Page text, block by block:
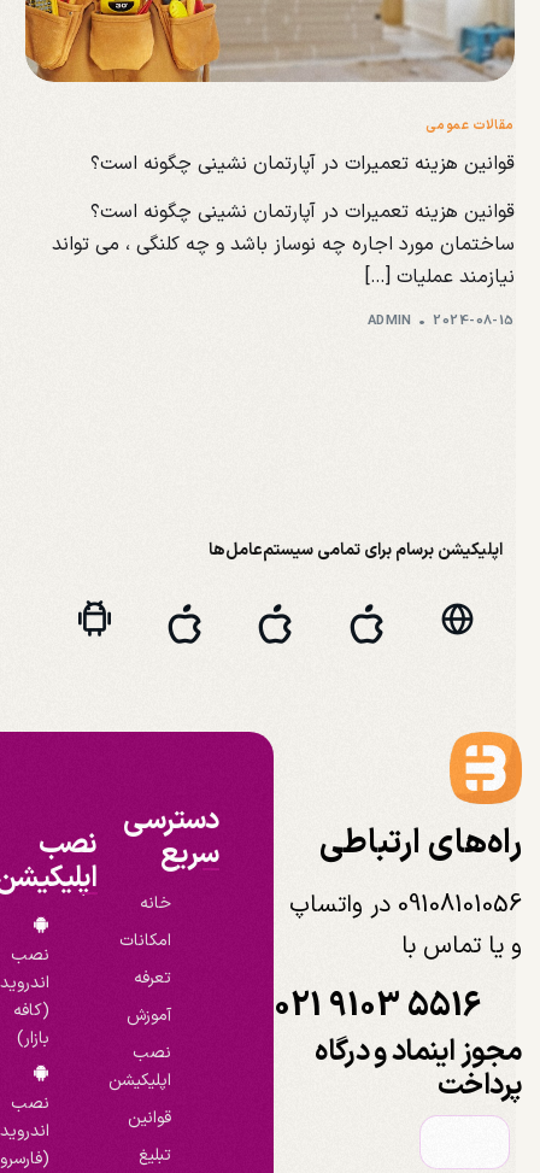
مقالات عمومی
قوانین هزینه تعمیرات در آپارتمان نشینی چگونه است؟
قوانین هزینه تعمیرات در آپارتمان نشینی چگونه است؟
ساختمان مورد اجاره چه نوساز باشد و چه کلنگی ، می تواند
نیازمند عملیات […]
ADMIN 2024-08-15
اپلیکیشن برسام برای تمامی سیستم‌عامل‌ها
ارتباطی
09108101056 در واتساپ
یا تماس با
021 9103 5516
اینماد و درگاه
دسترسی
سریع
خانه
امکانات
تعرفه
آموزش
نصب
اپلیکیشن
قوانین
تبلیغ
نصب
اپلیکیشن
نصب
اندروید
(کافه
بازار)
نصب
اندروید
(فارسروید)